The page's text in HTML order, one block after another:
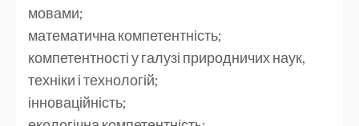
мовами;
математична компетентність;
компетентності у галузі природничих наук,
техніки і технологій;
інноваційність;